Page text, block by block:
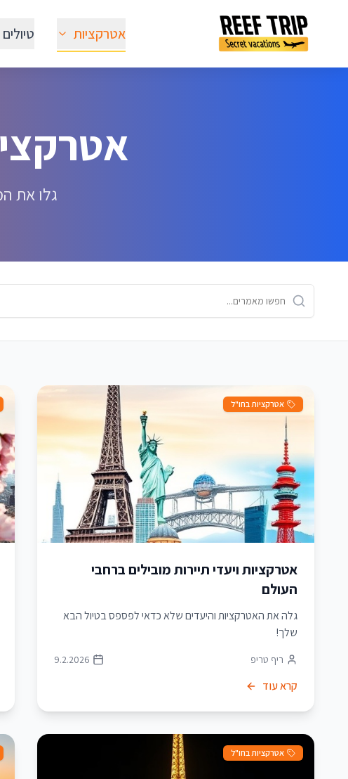
אטרקציות טיולים
אטרקציות
גלו את
אטרקציות בחו"ל
אטרקציות ויעדי תיירות מובילים ברחבי
העולם
גלה את האטרקציות והיעדים שלא כדאי לפספס בטיול הבא
שלך!
ריף טריפ 9.2.2026
קרא עוד
אטרקציות בחו"ל